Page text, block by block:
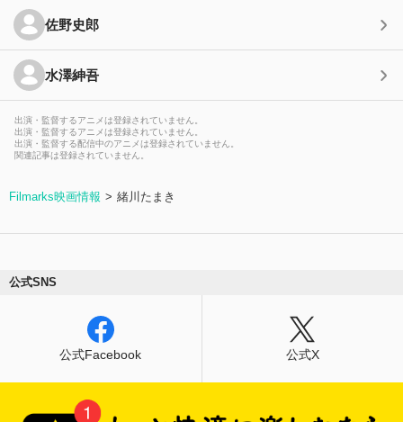
佐野史郎
水澤紳吾
出演・監督するアニメは登録されていません。
出演・監督するアニメは登録されていません。
出演・監督する配信中のアニメは登録されていません。
関連記事は登録されていません。
Filmarks映画情報 緒川たまき
公式SNS
公式Facebook 公式X